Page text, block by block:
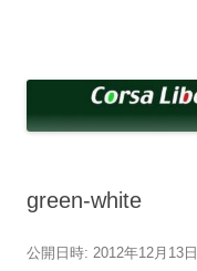
へ
ッ
green-white
公開日時: 2012年12月13日